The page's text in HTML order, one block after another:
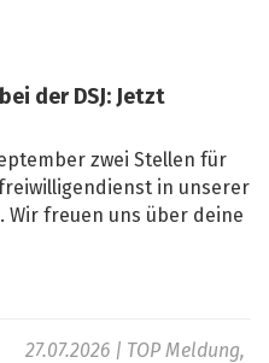
der DSJ: Jetzt
zwei Stellen für
in unserer
Wir freuen uns über deine
27.07.2026 | TOP Meldung,